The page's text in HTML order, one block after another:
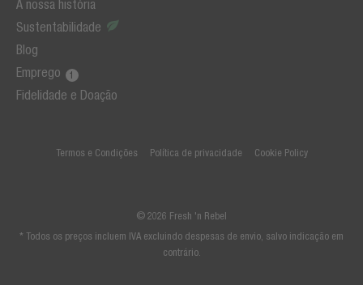
A nossa história
Sustentabilidade
Blog
Emprego
Fidelidade e Doação
Termos e Condições Política de privacidade Cookie Policy
© 2026 Fresh 'n Rebel
* Todos os preços incluem IVA excluindo despesas de envio, salvo indicação em
contrário.